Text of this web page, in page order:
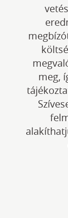
meg,